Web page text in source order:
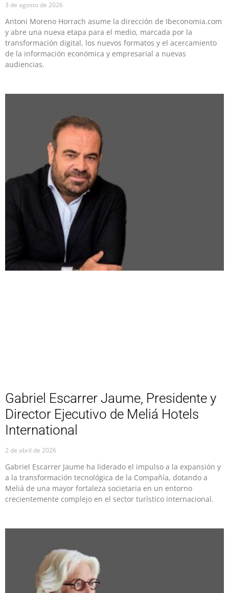
3 de agosto de 2026
Antoni Moreno Horrach asume la dirección de Ibeconomia.com
y abre una nueva etapa para el medio, marcada por la
transformación digital, los nuevos formatos y el acercamiento
de la información económica y empresarial a nuevas
audiencias.
Gabriel Escarrer Jaume, Presidente y
Director Ejecutivo de Meliá Hotels
International
2 de abril de 2026
Gabriel Escarrer Jaume ha liderado el impulso a la expansión y
a la transformación tecnológica de la Compañía, dotando a
Meliá de una mayor fortaleza societaria en un entorno
crecientemente complejo en el sector turístico internacional.